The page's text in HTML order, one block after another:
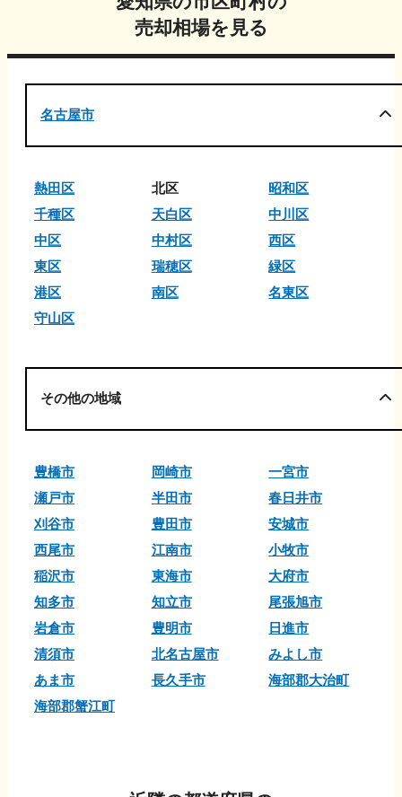
売却相場を見る
名古屋市
熱田区 北区
昭和区
千種区
天白区
中川区
中区
中村区
西区
東区
瑞穂区
緑区
港区
南区
名東区
守山区
その他の地域
豊橋市 岡崎市
一宮市
瀬戸市
半田市
春日井市
刈谷市
豊田市
安城市
西尾市
江南市
小牧市
稲沢市
東海市
大府市
知多市
知立市
尾張旭市
岩倉市
豊明市
日進市
清須市
北名古屋市
みよし市
あま市
長久手市
海部郡大治町
海部郡蟹江町